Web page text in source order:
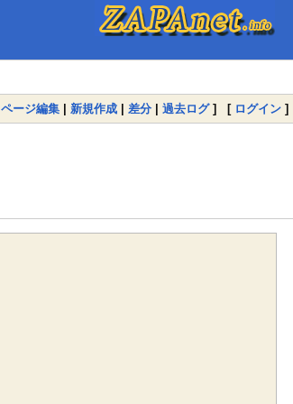
ページ編集 | 新規作成 | 差分 | 過去ログ] [ ログイン ]